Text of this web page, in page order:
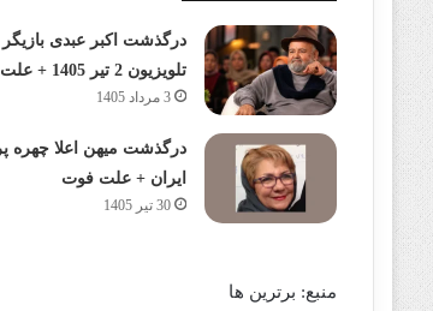
درگذشت اکبر عبدی
تلویزیون 2 تیر 1405 + علت فوت
3 مرداد 1405
درگذشت میهن اعلا چهره
ایران + علت فوت
30 تیر 1405
منبع: برترین ها